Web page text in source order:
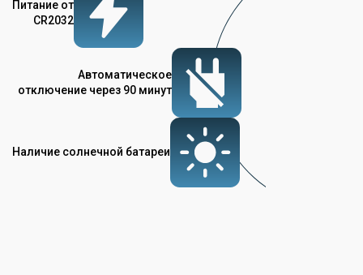
Питание от
CR2032
Автоматическое
отключение через 90 минут
Наличие солнечной батареи